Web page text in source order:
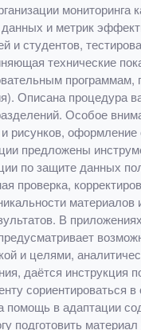
мониторинга
и метрик
и студентов,
технические
программам,
Описана процедура
Особое
оформление
предложены
по защите данных
В
и целями,
даётся инструкция
в адаптации